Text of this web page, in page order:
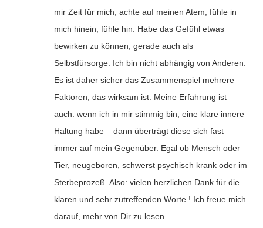
mir Zeit für mich, achte auf meinen Atem, fühle in
mich hinein, fühle hin. Habe das Gefühl etwas
bewirken zu können, gerade auch als
Selbstfürsorge. Ich bin nicht abhängig von Anderen.
Es ist daher sicher das Zusammenspiel mehrere
Faktoren, das wirksam ist. Meine Erfahrung ist
auch: wenn ich in mir stimmig bin, eine klare innere
Haltung habe – dann überträgt diese sich fast
immer auf mein Gegenüber. Egal ob Mensch oder
Tier, neugeboren, schwerst psychisch krank oder im
Sterbeprozeß. Also: vielen herzlichen Dank für die
klaren und sehr zutreffenden Worte ! Ich freue mich
darauf, mehr von Dir zu lesen.